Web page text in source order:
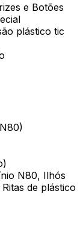
e Botões
plástico tic
N80, Ilhós
de plástico